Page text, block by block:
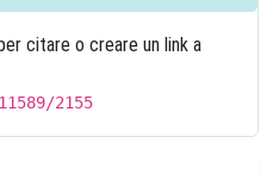
citare o creare un link a
2155